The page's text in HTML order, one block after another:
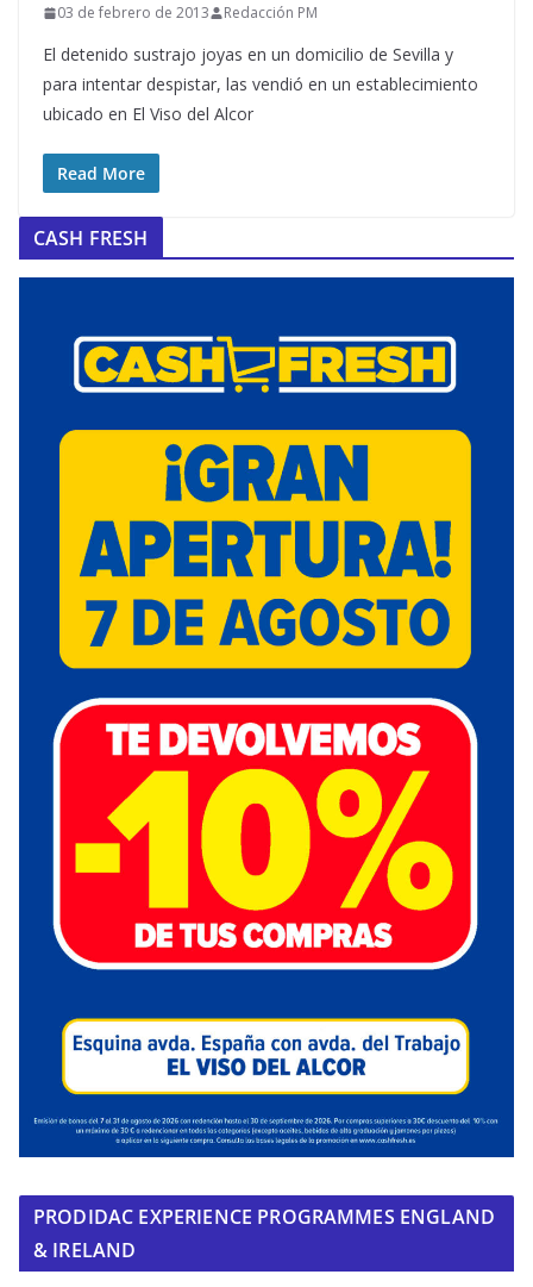
03 de febrero de 2013 Redacción PM
El detenido sustrajo joyas en un domicilio de Sevilla y
para intentar despistar, las vendió en un establecimiento
ubicado en El Viso del Alcor
Read More
CASH FRESH
PRODIDAC EXPERIENCE PROGRAMMES ENGLAND
& IRELAND